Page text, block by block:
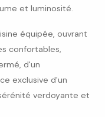
et luminosité.
équipée, ouvrant
confortables,
d'un
exclusive d'un
verdoyante et